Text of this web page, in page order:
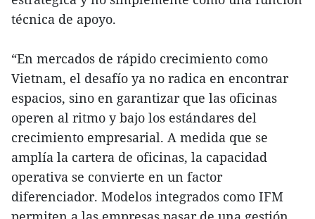
técnica de apoyo.
“En mercados de rápido crecimiento como
Vietnam, el desafío ya no radica en encontrar
espacios, sino en garantizar que las oficinas
operen al ritmo y bajo los estándares del
crecimiento empresarial. A medida que se
amplía la cartera de oficinas, la capacidad
operativa se convierte en un factor
diferenciador. Modelos integrados como IFM